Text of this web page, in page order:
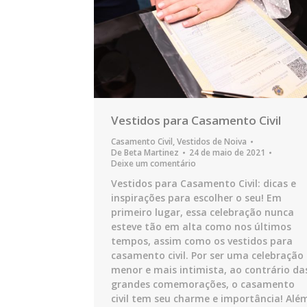
Vestidos para Casamento Civil
Casamento Civil,Vestidos de Noiva
De Beta Martinez
24 de maio de 2021
Deixe um comentário
Vestidos para Casamento Civil: dicas e
inspirações para escolher o seu! Em
primeiro lugar, essa celebração nunca
esteve tão em alta como nos últimos
tempos, assim como os vestidos para
casamento civil. Por ser uma celebração
menor e mais intimista, ao contrário
grandes comemorações, o casamento
civil tem seu charme e importância!